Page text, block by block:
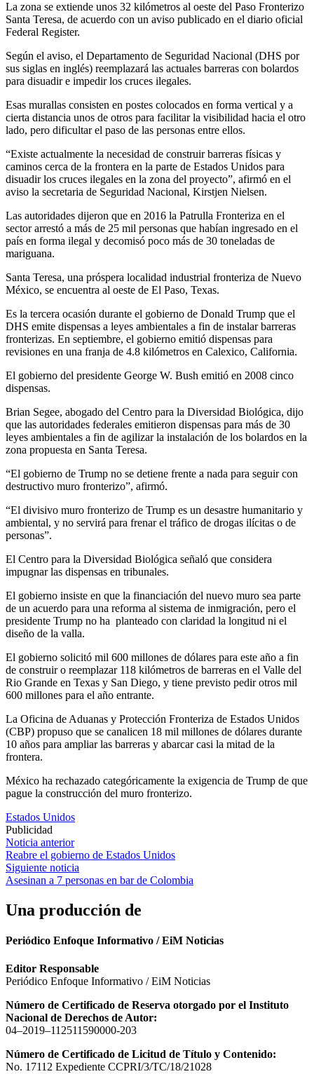
La zona se extiende unos 32 kilómetros al oeste del Paso Fronterizo
Santa Teresa, de acuerdo con un aviso publicado en el diario oficial
Federal Register.
Según el aviso, el Departamento de Seguridad Nacional (DHS por
sus siglas en inglés) reemplazará las actuales barreras con bolardos
para disuadir e impedir los cruces ilegales.
Esas murallas consisten en postes colocados en forma vertical y a
cierta distancia unos de otros para facilitar la visibilidad hacia el otro
lado, pero dificultar el paso de las personas entre ellos.
“Existe actualmente la necesidad de construir barreras físicas y
caminos cerca de la frontera en la parte de Estados Unidos para
disuadir los cruces ilegales en la zona del proyecto”, afirmó en el
aviso la secretaria de Seguridad Nacional, Kirstjen Nielsen.
Las autoridades dijeron que en 2016 la Patrulla Fronteriza en el
sector arrestó a más de 25 mil personas que habían ingresado en el
país en forma ilegal y decomisó poco más de 30 toneladas de
mariguana.
Santa Teresa, una próspera localidad industrial fronteriza de Nuevo
México, se encuentra al oeste de El Paso, Texas.
Es la tercera ocasión durante el gobierno de Donald Trump que el
DHS emite dispensas a leyes ambientales a fin de instalar barreras
fronterizas. En septiembre, el gobierno emitió dispensas para
revisiones en una franja de 4.8 kilómetros en Calexico, California.
El gobierno del presidente George W. Bush emitió en 2008 cinco
dispensas.
Brian Segee, abogado del Centro para la Diversidad Biológica, dijo
que las autoridades federales emitieron dispensas para más de 30
leyes ambientales a fin de agilizar la instalación de los bolardos en la
zona propuesta en Santa Teresa.
“El gobierno de Trump no se detiene frente a nada para seguir con
destructivo muro fronterizo”, afirmó.
“El divisivo muro fronterizo de Trump es un desastre humanitario y
ambiental, y no servirá para frenar el tráfico de drogas ilícitas o de
personas”.
El Centro para la Diversidad Biológica señaló que considera
impugnar las dispensas en tribunales.
El gobierno insiste en que la financiación del nuevo muro sea parte
de un acuerdo para una reforma al sistema de inmigración, pero el
presidente Trump no ha planteado con claridad la longitud ni el
diseño de la valla.
El gobierno solicitó mil 600 millones de dólares para este año a fin
de construir o reemplazar 118 kilómetros de barreras en el Valle del
Rio Grande en Texas y San Diego, y tiene previsto pedir otros mil
600 millones para el año entrante.
La Oficina de Aduanas y Protección Fronteriza de Estados Unidos
(CBP) propuso que se canalicen 18 mil millones de dólares durante
10 años para ampliar las barreras y abarcar casi la mitad de la
frontera.
México ha rechazado categóricamente la exigencia de Trump de que
pague la construcción del muro fronterizo.
Estados Unidos
Publicidad
Navegación
de
entradas
Noticia anterior
Reabre el gobierno de Estados Unidos
Siguiente noticia
Asesinan a 7 personas en bar de Colombia
Una producción de
Periódico Enfoque Informativo / EiM Noticias
Editor Responsable
Periódico Enfoque Informativo / EiM Noticias
Número de Certificado de Reserva otorgado por el Instituto
Nacional de Derechos de Autor:
04–2019–112511590000-203
Número de Certificado de Licitud de Título y Contenido:
No. 17112 Expediente CCPRI/3/TC/18/21028